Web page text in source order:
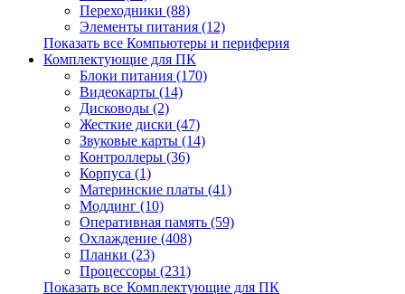
Переходники (88)
Элементы питания (12)
Показать все Компьютеры и периферия
Комплектующие для ПК
Блоки питания (170)
Видеокарты (14)
Дисководы (2)
Жесткие диски (47)
Звуковые карты (14)
Контроллеры (36)
Корпуса (1)
Материнские платы (41)
Моддинг (10)
Оперативная память (59)
Охлаждение (408)
Планки (23)
Процессоры (231)
Показать все Комплектующие для ПК